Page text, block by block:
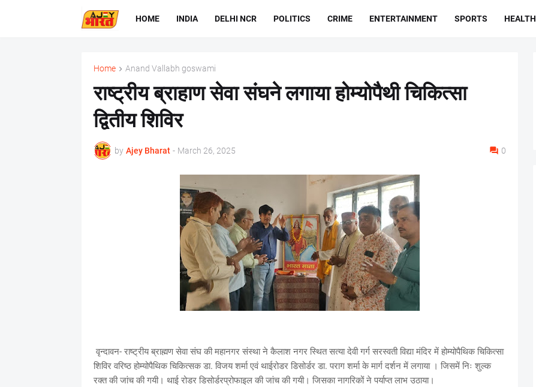
HOME INDIA DELHI NCR POLITICS CRIME ENTERTAINMENT SPORTS HEALTH
Home Anand Vallabh goswami
राष्ट्रीय ब्राहाण सेवा संघने लगाया होम्योपैथी चिकित्सा
द्वितीय शिविर
by Ajey Bharat - March 26, 2025 0
वृन्दावन- राष्ट्रीय ब्राह्मण सेवा संघ की महानगर संस्था ने कैलाश नगर स्थित सत्या देवी गर्ग सरस्वती विद्या मंदिर में होम्योपैथिक चिकित्सा
शिविर वरिष्ठ होम्योपैथिक चिकित्सक डा. विजय शर्मा एवं थाईरोडर डिसोर्डर डा. पराग शर्मा के मार्ग दर्शन में लगाया । जिसमें निः शुल्क
रक्त की जांच की गयी। थाई रोडर डिसोर्डरप्रोफाइल की जांच की गयी। जिसका नागरिकों ने पर्याप्त लाभ उठाया।